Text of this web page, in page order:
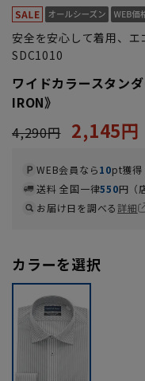
安全を安心して着用、
SDC1010
ワイドカラースタン
IRON》
4,290円 2,145円
WEB会員なら10pt獲得
送料 全国一律550円（
お届け日を調べる詳細
カラーを選択